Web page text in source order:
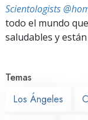
Scientologists
todo el mundo
saludables y
Temas
Los Ángeles